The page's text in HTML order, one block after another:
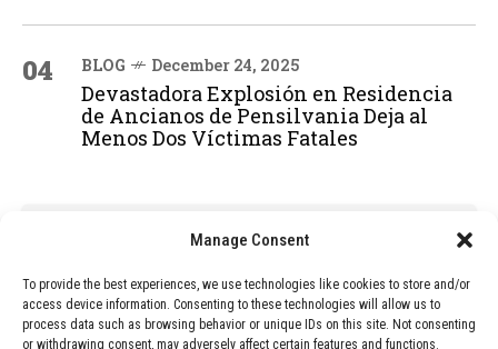
Manage Consent
To provide the best experiences, we use technologies like cookies to store and/or
access device information. Consenting to these technologies will allow us to
process data such as browsing behavior or unique IDs on this site. Not consenting
or withdrawing consent, may adversely affect certain features and functions.
04 BLOG December 24, 2025
Devastadora Explosión en Residencia
de Ancianos de Pensilvania Deja al
Menos Dos Víctimas Fatales